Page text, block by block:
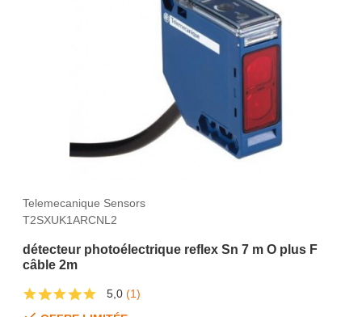
Telemecanique Sensors
T2SXUK1ARCNL2
détecteur photoélectrique reflex Sn 7 m O plus F
câble 2m
5,0 (1)